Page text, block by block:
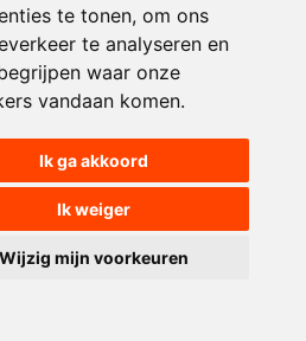
te tonen, om ons
te analyseren en
waar onze
vandaan komen.
Ik ga akkoord
Ik weiger
Wijzig mijn voorkeuren